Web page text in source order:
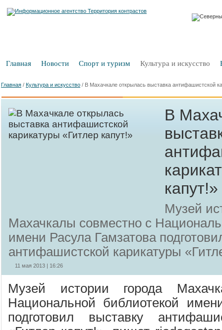
Главная Новости Спорт и туризм Культура и искусство
Главная / Культура и искусство / В Махачкале открылась выставка антифашистской
В
капут!»
Музей
Махачкалы совместно с
имени Расула Гамзатова
антифашистской карикатуры
11 мая 2013 | 16:26
Музей истории города
Национальной библиотекой
подготовил выставку